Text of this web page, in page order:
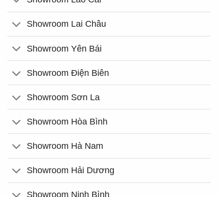
Showroom Lai Châu
Showroom Yên Bái
Showroom Điện Biên
Showroom Sơn La
Showroom Hòa Bình
Showroom Hà Nam
Showroom Hải Dương
Showroom Ninh Bình